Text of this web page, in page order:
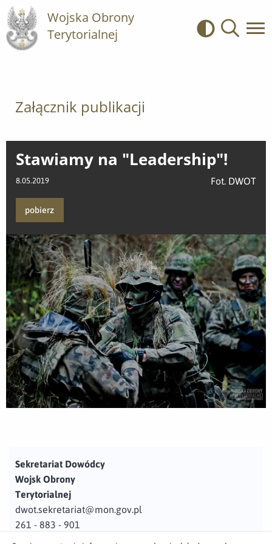
Wojska Obrony
Terytorialnej
Kontrast
Załącznik publikacji
Stawiamy na "Leadership"!
8.05.2019 Fot. DWOT
pobierz
Sekretariat Dowódcy
Wojsk Obrony
Terytorialnej
dwot.sekretariat@mon.gov.pl
261 - 883 - 901